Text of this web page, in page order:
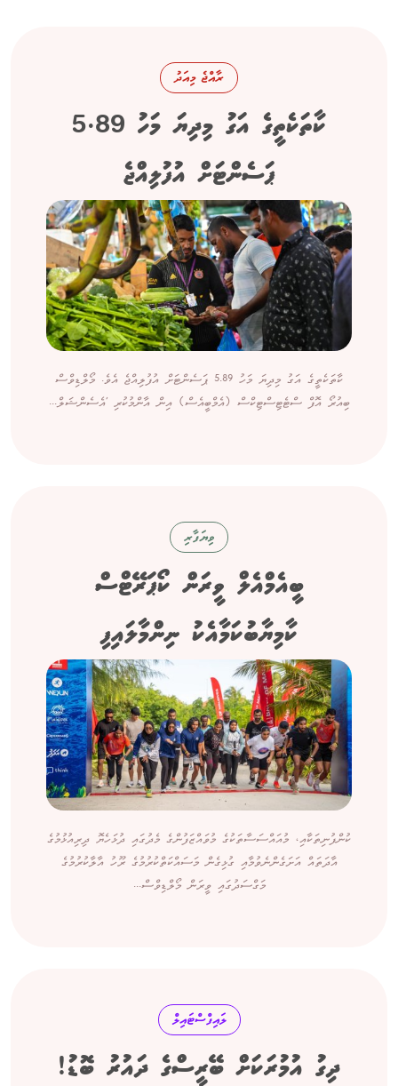
ރާއްޖެ މިއަދު
ކާތަކެތީގެ އަގު މިދިޔަ މަހު 5.89
ޕަސެންޓަށް އުފުލިއްޖެ
ކާތަކެތީގެ އަގު މިދިޔަ މަހު 5.89 ޕަސެންޓަށް އުފުލިއްޖެ އެވެ. މޯލްޑިވްސް
ބިއުރޯ އޮފް ސްޓެޓިސްޓިކްސް (އެމްބީއެސް) އިން އާންމުކުރި 'އެސެންޝަލް...
ވިޔަފާރި
ބީއެމްއެލް ވީރަން ކޯޕަރޭޓްސް
ކާމިޔާބުކަމާއެކު ނިންމާލައިފި
ކުންފުނިތަކާއި، މުއައްސަސާތަކުގެ މުވައްޒަފުންގެ މެދުގައި ދުޅަހެޔޮ ދިރިއުޅުމުގެ
އާދަތައް އަށަގެންނެވުމާއި ގުޅިގެން މަސައްކަތްކުރުމުގެ ރޫހު އާލާކުރުމުގެ
މަގްސަދުގައި ވީރަން މޯލްޑިވްސް...
ލައިފްސްޓައިލް
ދިގު އުމުރަކަށް ބޭރީސްގެ ދައުރު ބޮޑު!